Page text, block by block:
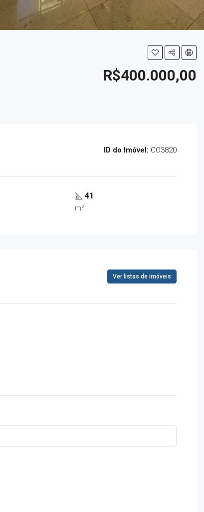
R$400.000,00
ID do Imóvel: CO3820
41
m²
Ver listas de imóveis